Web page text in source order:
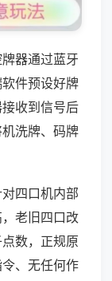
器通过蓝牙
件预设好牌
收到信号后
洗牌、码牌
四口机内部
老旧四口改
数，正规原
、无任何作